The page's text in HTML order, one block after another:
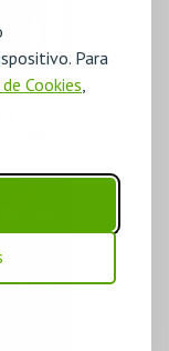
Para
Cookies,